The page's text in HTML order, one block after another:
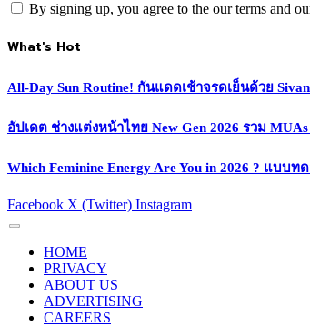
By signing up, you agree to the our terms and
What's Hot
All-Day Sun Routine! กันแดดเช้าจรดเย็นด้วย
อัปเดต ช่างแต่งหน้าไทย New Gen 2026 รวม
Which Feminine Energy Are You in 2026 ? แบ
Facebook X (Twitter) Instagram
HOME
PRIVACY
ABOUT US
ADVERTISING
CAREERS